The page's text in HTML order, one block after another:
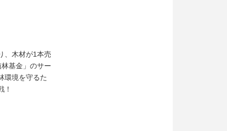
、木材が1本売
基金」のサー
環境を守るた
！